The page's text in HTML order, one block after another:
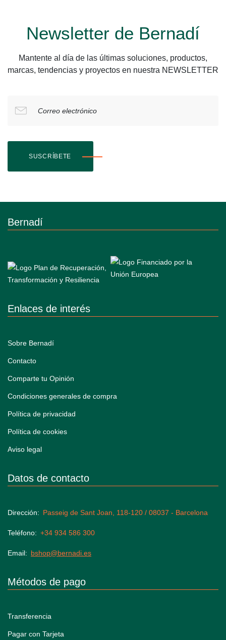
Newsletter de Bernadí
Mantente al día de las últimas soluciones, productos,
marcas, tendencias y proyectos en nuestra NEWSLETTER
Correo electrónico
SUSCRÍBETE
Bernadí
Enlaces de interés
Sobre Bernadí
Contacto
Comparte tu Opinión
Condiciones generales de compra
Política de privacidad
Política de cookies
Aviso legal
Datos de contacto
Dirección Passeig de Sant Joan, 118-120 / 08037 - Barcelona
Teléfono +34 934 586 300
Email bshop@bernadi.es
Métodos de pago
Transferencia
Pagar con Tarjeta